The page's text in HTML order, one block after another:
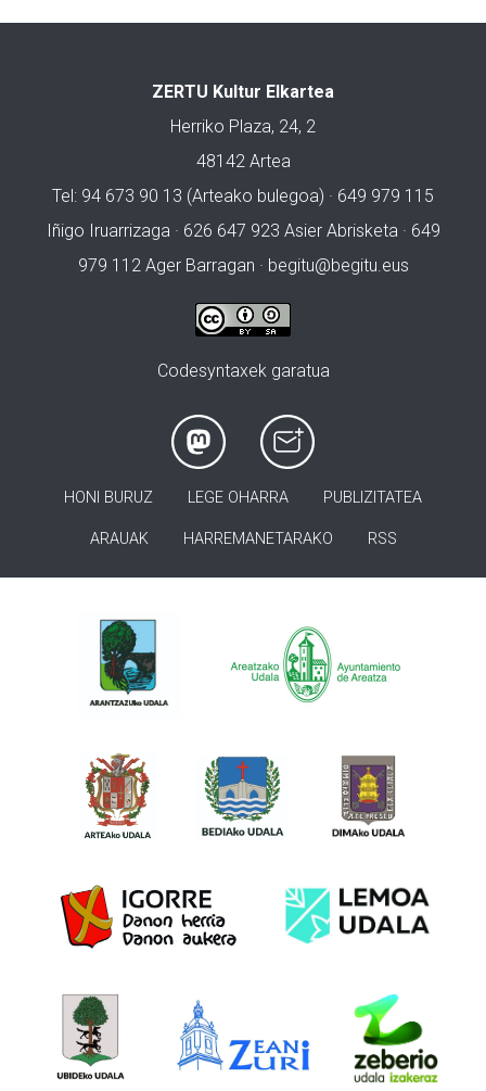
ZERTU Kultur Elkartea
Herriko Plaza, 24, 2
48142 Artea
Tel: 94 673 90 13 (Arteako bulegoa) · 649 979 115
Iñigo Iruarrizaga · 626 647 923 Asier Abrisketa · 649
979 112 Ager Barragan · begitu@begitu.eus
Codesyntaxek garatua
HONI BURUZ LEGE OHARRA PUBLIZITATEA
ARAUAK HARREMANETARAKO RSS